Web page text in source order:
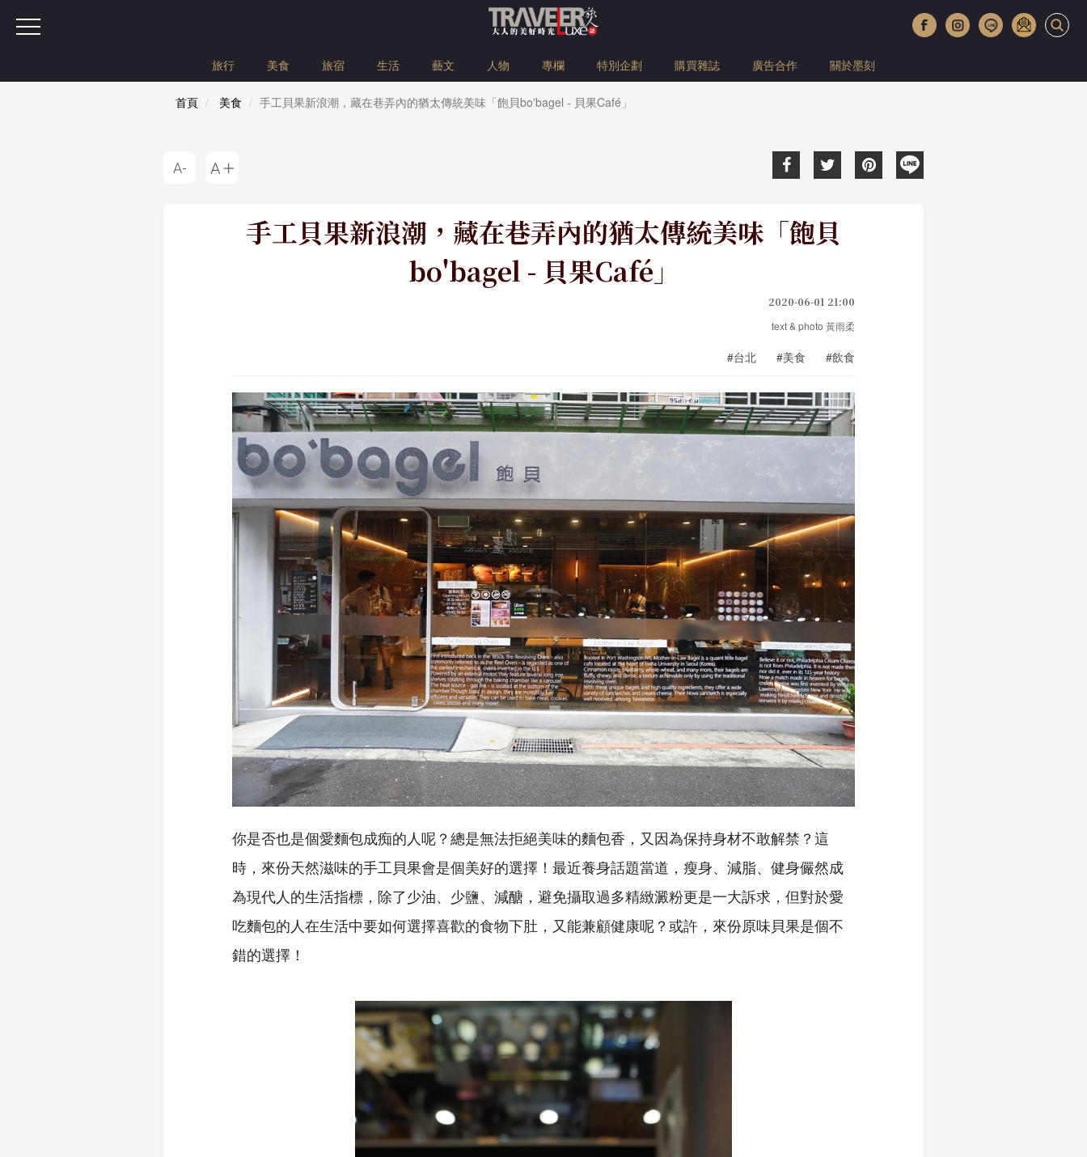
旅行 美食 旅宿 生活 藝文 人物 專欄 特別企劃 購買雜誌 廣告合作 關於墨刻
首頁 美食 手工貝果新浪潮，藏在巷弄內的猶太傳統美味「飽貝bo'bagel - 貝果Café」
手工貝果新浪潮，藏在巷弄內的猶太傳統美味「飽貝
bo'bagel - 貝果Café」
2020-06-01 21:00
text & photo 黃雨柔
#台北 #美食 #飲食
你是否也是個愛麵包成痴的人呢？總是無法拒絕美味的麵包香，又因為保持身材不敢解禁？這
時，來份天然滋味的手工貝果會是個美好的選擇！最近養身話題當道，瘦身、減脂、健身儼然成
為現代人的生活指標，除了少油、少鹽、減醣，避免攝取過多精緻澱粉更是一大訴求，但對於愛
吃麵包的人在生活中要如何選擇喜歡的食物下肚，又能兼顧健康呢？或許，來份原味貝果是個不
錯的選擇！